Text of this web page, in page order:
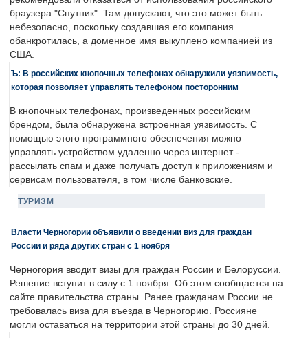
браузера "Спутник". Там допускают, что это может быть
небезопасно, поскольку создавшая его компания
обанкротилась, а доменное имя выкуплено компанией из
США.
Ъ: В российских кнопочных телефонах обнаружили уязвимость,
которая позволяет управлять телефоном посторонним
В кнопочных телефонах, произведенных российским
брендом, была обнаружена встроенная уязвимость. С
помощью этого программного обеспечения можно
управлять устройством удаленно через интернет -
рассылать спам и даже получать доступ к приложениям и
сервисам пользователя, в том числе банковские.
ТУРИЗМ
Власти Черногории объявили о введении виз для граждан
России и ряда других стран с 1 ноября
Черногория вводит визы для граждан России и Белоруссии.
Решение вступит в силу с 1 ноября. Об этом сообщается на
сайте правительства страны. Ранее гражданам России не
требовалась виза для въезда в Черногорию. Россияне
могли оставаться на территории этой страны до 30 дней.